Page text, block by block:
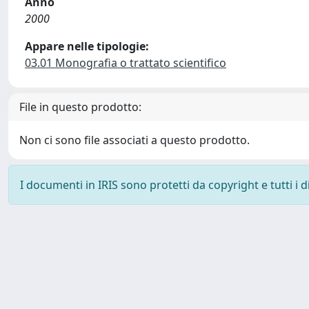
2000
Appare nelle tipologie:
03.01 Monografia o trattato scientifico
File in questo prodotto:
Non ci sono file associati a questo prodotto.
I documenti in IRIS sono protetti da copyright e tutti i